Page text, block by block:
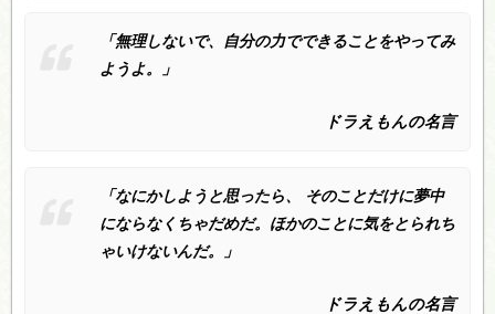
「無理しないで、自分の力でできることをやってみ
ようよ。」
ドラえもんの名言
「なにかしようと思ったら、 そのことだけに夢中
にならなくちゃだめだ。ほかのことに気をとられち
ゃいけないんだ。」
ドラえもんの名言